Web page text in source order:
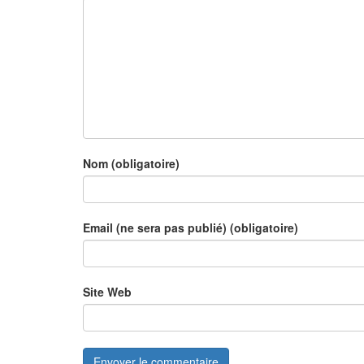
Nom (obligatoire)
Email (ne sera pas publié) (obligatoire)
Site Web